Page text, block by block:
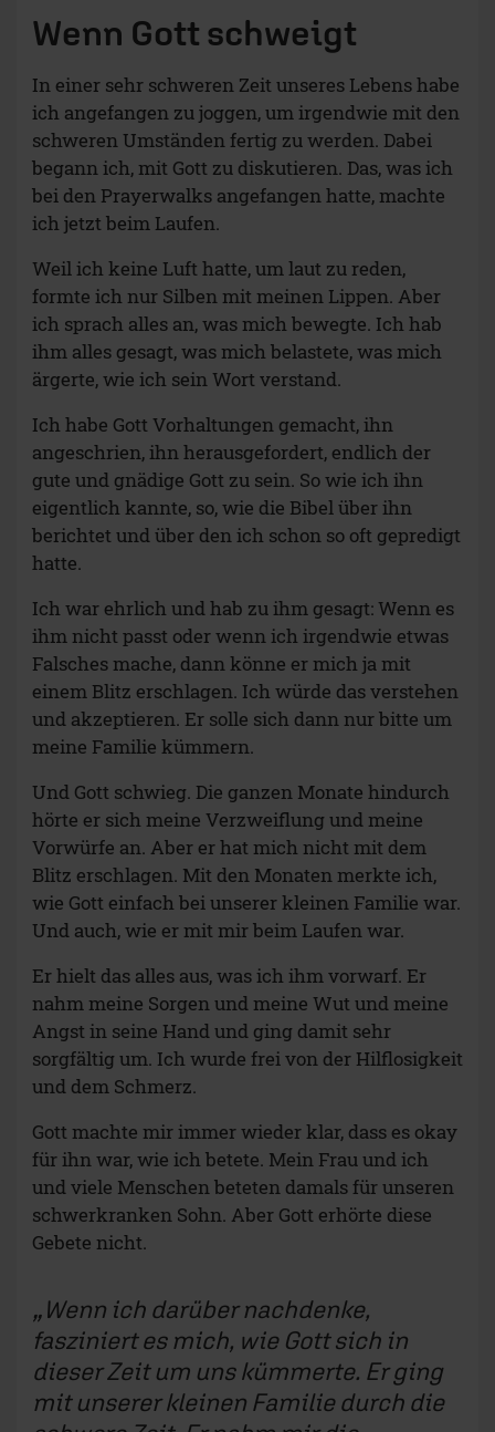
Wenn Gott schweigt
In einer sehr schweren Zeit unseres Lebens habe
ich angefangen zu joggen, um irgendwie mit den
schweren Umständen fertig zu werden. Dabei
begann ich, mit Gott zu diskutieren. Das, was ich
bei den Prayerwalks angefangen hatte, machte
ich jetzt beim Laufen.
Weil ich keine Luft hatte, um laut zu reden,
formte ich nur Silben mit meinen Lippen. Aber
ich sprach alles an, was mich bewegte. Ich hab
ihm alles gesagt, was mich belastete, was mich
ärgerte, wie ich sein Wort verstand.
Ich habe Gott Vorhaltungen gemacht, ihn
angeschrien, ihn herausgefordert, endlich der
gute und gnädige Gott zu sein. So wie ich ihn
eigentlich kannte, so, wie die Bibel über ihn
berichtet und über den ich schon so oft gepredigt
hatte.
Ich war ehrlich und hab zu ihm gesagt: Wenn es
ihm nicht passt oder wenn ich irgendwie etwas
Falsches mache, dann könne er mich ja mit
einem Blitz erschlagen. Ich würde das verstehen
und akzeptieren. Er solle sich dann nur bitte um
meine Familie kümmern.
Und Gott schwieg. Die ganzen Monate hindurch
hörte er sich meine Verzweiflung und meine
Vorwürfe an. Aber er hat mich nicht mit dem
Blitz erschlagen. Mit den Monaten merkte ich,
wie Gott einfach bei unserer kleinen Familie war.
Und auch, wie er mit mir beim Laufen war.
Er hielt das alles aus, was ich ihm vorwarf. Er
nahm meine Sorgen und meine Wut und meine
Angst in seine Hand und ging damit sehr
sorgfältig um. Ich wurde frei von der Hilflosigkeit
und dem Schmerz.
Gott machte mir immer wieder klar, dass es okay
für ihn war, wie ich betete. Mein Frau und ich
und viele Menschen beteten damals für unseren
schwerkranken Sohn. Aber Gott erhörte diese
Gebete nicht.
Wenn ich darüber nachdenke,
fasziniert es mich, wie Gott sich in
dieser Zeit um uns kümmerte. Er ging
mit unserer kleinen Familie durch die